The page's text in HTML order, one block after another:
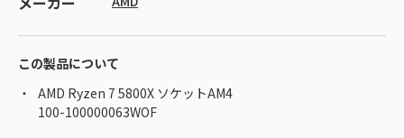
この製品について
AMD Ryzen 7 5800X ソケットAM4
100-100000063WOF